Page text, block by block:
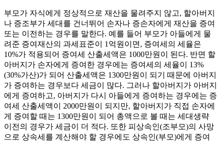
부모가 자식에게 정상적으로 재산을 물려주지 않고, 할아버지
나 증조부가 세대를 건너뛰어 손자나 증손자에게 재산을 증여
또는 이전하는 경우를 말한다. 예를 들어 부모가 아들에게 물
려준 증여재산의 과세표준이 1억원이면, 증여세의 세율은
10%가 적용되어 증여세 산출세액은 1000만원이 된다. 반면 할
아버지가 손자에게 증여한 경우에는 증여세의 세율이 13%
(30%가산)가 되어 산출세액은 1300만원이 되기 때문에 아버지
가 증여하는 경우보다 세금이 많다. 그러나 할아버지가 아버지
에게 증여하고, 아버지가 다시 아들에게 증여하는 경우에는 증
여세 산출세액이 2000만원이 되지만, 할아버지가 직접 손자에
게 증여할 때는 1300만원이 되어 총액으로 볼 때는 세대생략
이전의 경우가 세금이 더 적다. 또한 피상속인(조부모)의 사망
으로 상속세를 계산해야 할 경우에도 상속인(부모)에게 증여